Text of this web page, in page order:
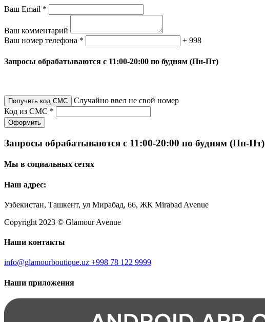
Ваш Email *
Ваш комментарий
Ваш номер телефона *
+ 998
Запросы обрабатываются с 11:00-20:00 по будням (Пн-Пт)
Получить код СМС
Случайно ввел не свой номер
Код из СМС *
Оформить
Запросы обрабатываются с 11:00-20:00 по будням (Пн-Пт)
Мы в социальных сетях
Наш адрес:
Узбекистан, Ташкент, ул Мирабад, 66, ЖК Mirabad Avenue
Copyright 2023 © Glamour Avenue
Наши контакты
info@glamourboutique.uz +998 78 122 9999
Наши приложения